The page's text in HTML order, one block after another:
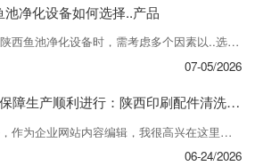
池净化设备如何选择..产品
在选择陕西鱼池净化设备时，需考虑多个因素以..选购.适合的产品。首先要关注设备的性能特点，比如滤材材质、过滤效率、以及体积大小等。另外，注意审视设备的稳定性和耐用度，为长期使用提供保障。其次，需要考虑设备的安装和维护情况。选择易于安装和清洁的设备将节省时间和精力。此外，..选择具有良好售后服务的品牌，以便日后遇到问题时...
07-05/2026
..清洗保障生产顺利进行：陕西印刷配件清洗小贴士
大家好，作为企业网站内容编辑，我很高兴在这里和大家分享一些关于陕西印刷配件清洗的小贴士。清洗是保持印刷设备运行良好状态的重要步骤，有效的清洗可以保障生产的顺利进行。首先，选择适合的清洗剂非常关键。根据不同印刷配件的材质和污垢类型，选择对应的清洗剂能够事半功倍。..清洗剂温和无害，避免对印刷设备造成损害。其次，注意清洗的...
06-24/2026